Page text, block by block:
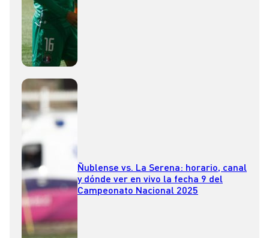
Ñublense vs. La Serena: horario, canal
y dónde ver en vivo la fecha 9 del
Campeonato Nacional 2025